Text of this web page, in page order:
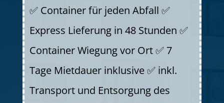
✅ Container für jeden Abfall ✅
Express Lieferung in 48 Stunden ✅
Container Wiegung vor Ort ✅ 7
Tage Mietdauer inklusive ✅ inkl.
Transport und Entsorgung des